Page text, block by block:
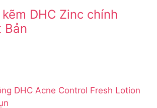
DHC Zinc chính
Bản